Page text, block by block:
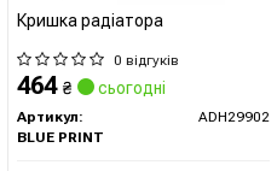
Кришка радіатора
0 відгуків
464 ₴ сьогодні
Артикул:
ADH29902
BLUE PRINT